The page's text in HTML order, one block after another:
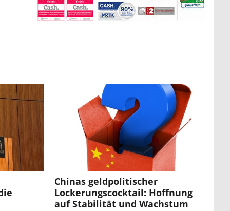
Chinas geldpolitischer
Lockerungscocktail: Hoffnung
auf Stabilität und Wachstum